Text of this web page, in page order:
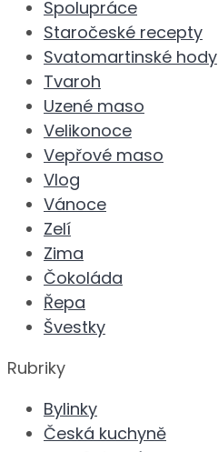
Spolupráce
Staročeské recepty
Svatomartinské hody
Tvaroh
Uzené maso
Velikonoce
Vepřové maso
Vlog
Vánoce
Zelí
Zima
Čokoláda
Řepa
Švestky
Rubriky
Bylinky
Česká kuchyně